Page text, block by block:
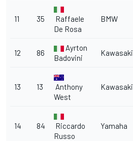
11 35
Raffaele
De Rosa
BMW
12 86
Ayrton
Badovini
Kawasaki
13 13
Anthony
West
Kawasaki
14 84
Riccardo
Russo
Yamaha